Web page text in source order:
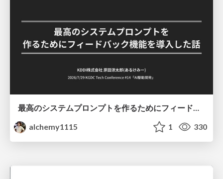
alchemy1115
1 330